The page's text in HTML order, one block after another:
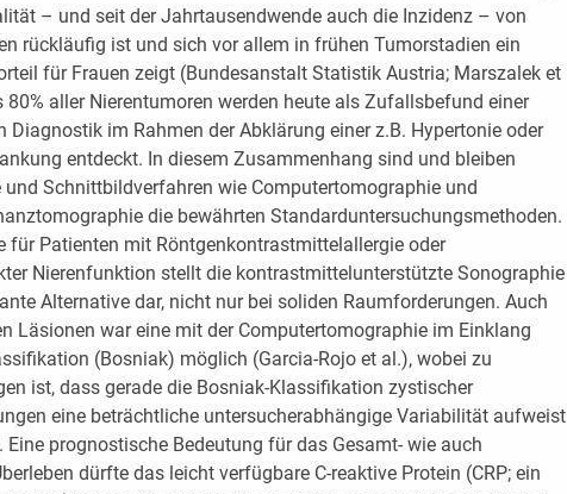
– und seit der Jahrtausendwende auch die Inzidenz – von
rückläufig ist und sich vor allem in frühen Tumorstadien ein
für Frauen zeigt (Bundesanstalt Statistik Austria; Marszalek et
80% aller Nierentumoren werden heute als Zufallsbefund einer
Diagnostik im Rahmen der Abklärung einer z.B. Hypertonie oder
entdeckt. In diesem Zusammenhang sind und bleiben
und Schnittbildverfahren wie Computertomographie und
die bewährten Standarduntersuchungsmethoden.
für Patienten mit Röntgenkontrastmittelallergie oder
Nierenfunktion stellt die kontrastmittelunterstützte Sonographie
Alternative dar, nicht nur bei soliden Raumforderungen. Auch
Läsionen war eine mit der Computertomographie im Einklang
(Bosniak) möglich (Garcia-Rojo et al.), wobei zu
ist, dass gerade die Bosniak-Klassifikation zystischer
eine beträchtliche untersucherabhängige Variabilität aufweist
Eine prognostische Bedeutung für das Gesamt- wie auch
dürfte das leicht verfügbare C-reaktive Protein (CRP; ein